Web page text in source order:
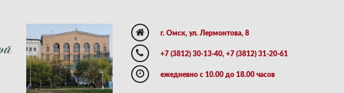
г. Омск, ул. Лермонтова, 8
+7 (3812) 30-13-40, +7 (3812) 31-20-61
ежедневно с 10.00 до 18.00 часов